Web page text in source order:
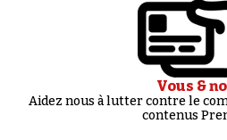
Vous &
Aidez nous à lutter contre le
contenus